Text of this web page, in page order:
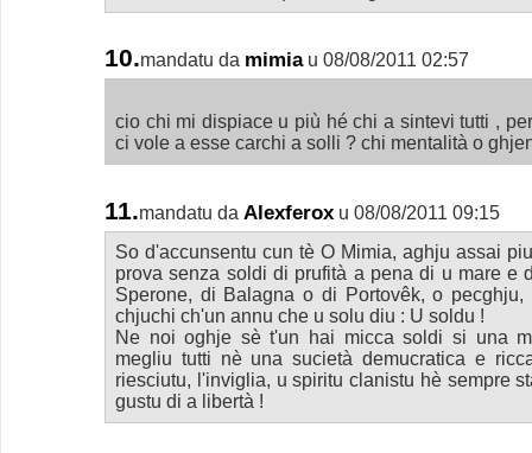
10.mandatu da mimia u 08/08/2011 02:57
cio chi mi dispiace u più hé chi a sintevi tutti ,
ci vole a esse carchi a solli ? chi mentalità o
11.mandatu da Alexferox u 08/08/2011 09:15
So d'accunsentu cun tè O Mimia, aghju assai
prova senza soldi di prufità a pena di u mare e
Sperone, di Balagna o di Portovêk, o
chjuchi ch'un annu che u solu diu : U soldu !
Ne noi oghje sè t'un hai micca soldi si una
megliu tutti nè una sucietà demucratica e
riesciutu, l'inviglia, u spiritu clanistu hè sempre
gustu di a libertà !